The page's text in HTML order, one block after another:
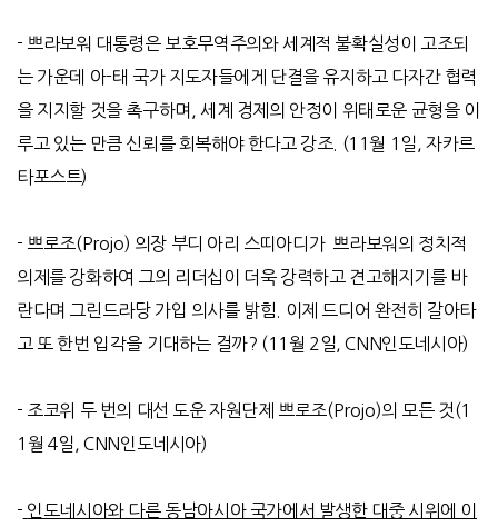
- 쁘라보워 대통령은 보호무역주의와 세계적 불확실성이 고조되
는 가운데 아-태 국가 지도자들에게 단결을 유지하고 다자간 협력
을 지지할 것을 촉구하며
,세계 경제의 안정이 위태로운 균형을 이
루고 있는 만큼 신뢰를 회복해야 한다고 강조 . (11 월 1 일 ,자카르
타포스트)
- 쁘로조(Projo) 의장 부디 아리 스띠아디가 쁘라보워의 정치적
의제를 강화하여 그의 리더십이 더욱 강력하고 견고해지기를 바
란다며 그린드라당 가입 의사를 밝힘
이제 드디어 완전히 갈아타
고 또 한번 입각을 기대하는 걸까? (11 월 2일 , CNN인도네시아)
- 조코위 두 번의 대선 도운 자원단제 쁘로조(Projo)의 모든 것(1
1 월 4일 , CNN인도네시아)
- 인도네시아와 다른 동남아시아 국가에서 발생한 대중 시위에 이